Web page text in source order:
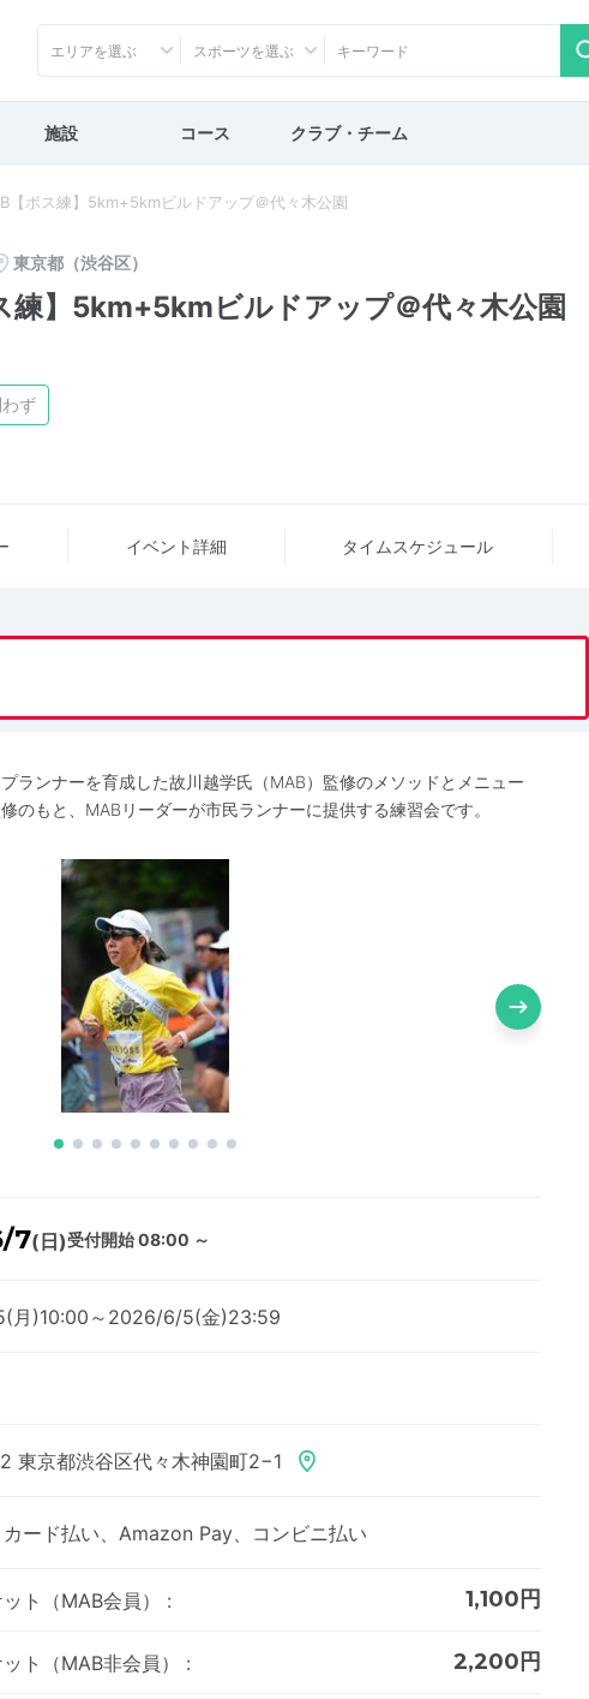
エリアを選ぶ スポーツを選ぶ
施設 コース クラブ・チーム
【ボス練】5km+5kmビルドアップ＠代々木公園
東京都（渋谷区）
】5km+5kmビルドアップ＠代々木公園
ず
イベント詳細 タイム スケジュール
ランナーを育成した故川越学氏（MAB）監修のメソッドとメニュー
のもと、MABリーダーが市民ランナーに提供する練習会です。
7(日)受付開始 08:00 ～
月)10:00～2026/6/5(金)23:59
東京都渋谷区代々木神園町2−1
カード払い、Amazon Pay、コンビニ払い
ト（MAB会員） : 1,100円
ト（MAB非会員） : 2,200円